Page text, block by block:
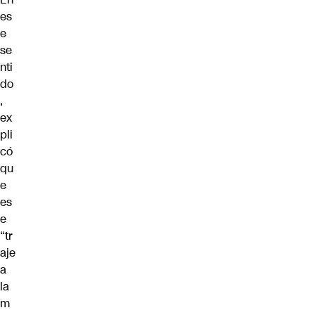
es
e
se
nti
do
,
ex
pli
có
qu
e
es
e
“tr
aje
a
la
m